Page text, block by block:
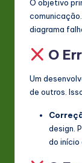
O objetivo
diagrama
O
Um
de outros.
design.
do início